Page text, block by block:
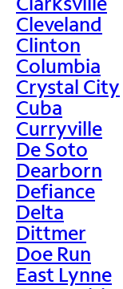
Cleveland
Clinton
Columbia
Crystal City
Cuba
Curryville
De Soto
Dearborn
Defiance
Delta
Dittmer
Doe Run
East Lynne